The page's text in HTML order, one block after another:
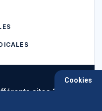
sites ?
Cookies